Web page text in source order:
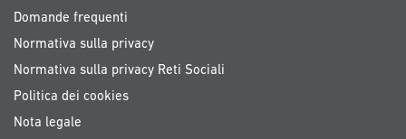
Domande frequenti
Normativa sulla privacy
Normativa sulla privacy Reti Sociali
Politica dei cookies
Nota legale